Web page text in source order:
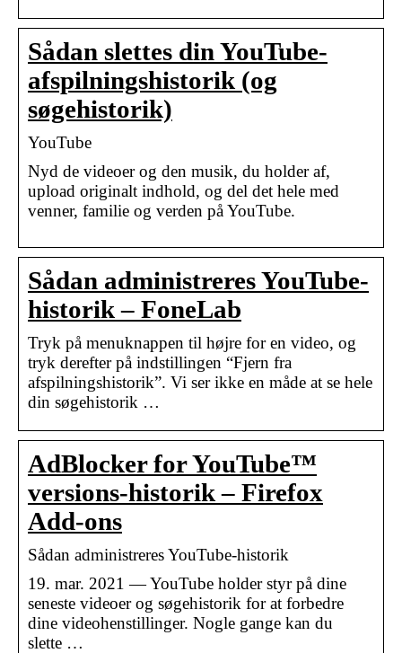
Sådan slettes din YouTube-
afspilningshistorik (og
søgehistorik)
YouTube
Nyd de videoer og den musik, du holder af,
upload originalt indhold, og del det hele med
venner, familie og verden på YouTube.
Sådan administreres YouTube-
historik – FoneLab
Tryk på menuknappen til højre for en video, og
tryk derefter på indstillingen “Fjern fra
afspilningshistorik”. Vi ser ikke en måde at se hele
din søgehistorik …
AdBlocker for YouTube™
versions-historik – Firefox
Add-ons
Sådan administreres YouTube-historik
19. mar. 2021 — YouTube holder styr på dine
seneste videoer og søgehistorik for at forbedre
dine videohenstillinger. Nogle gange kan du
slette …